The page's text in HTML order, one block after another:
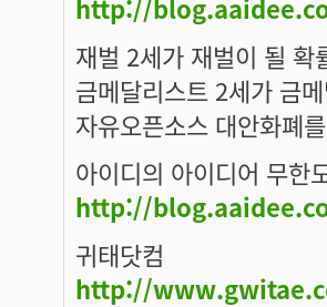
http://
재벌 2세가 재벌이 될 확
금메달리스트 2세가 금
자유오픈소스 대안화폐
아이디의 아이디어 무한
http://
귀태닷컴
http://